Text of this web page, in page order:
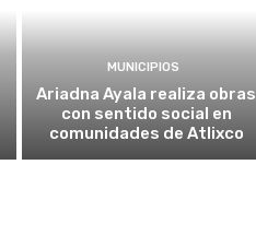
MUNICIPIOS
Ariadna Ayala realiza obras
con sentido social en
comunidades de Atlixco